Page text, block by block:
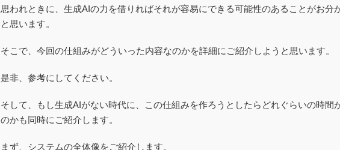
思われときに、生成AIの力を借りればそれが容易にできる可能性のあることがお分
と思います。
そこで、今回の仕組みがどういった内容なのかを詳細にご紹介しようと思います。
是非、参考にしてください。
そして、もし生成AIがない時代に、この仕組みを作ろうとしたらどれぐらいの時間
のかも同時にご紹介します。
まず、システムの全体像をご紹介します。